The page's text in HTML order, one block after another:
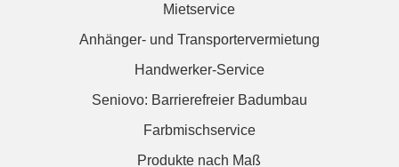
Mietservice
Anhänger- und Transportervermietung
Handwerker-Service
Seniovo: Barrierefreier Badumbau
Farbmischservice
Produkte nach Maß